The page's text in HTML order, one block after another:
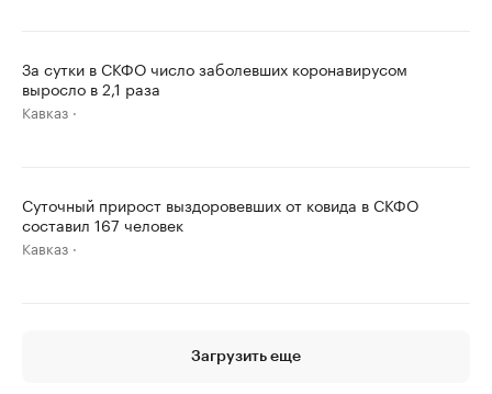
За сутки в СКФО число заболевших коронавирусом
выросло в 2,1 раза
Кавказ
Суточный прирост выздоровевших от ковида в СКФО
составил 167 человек
Кавказ
Загрузить еще